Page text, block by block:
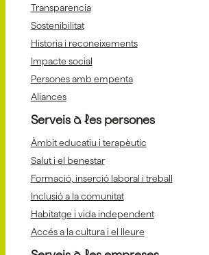
Transparencia
Sostenibilitat
Historia i reconeixements
Impacte social
Persones amb empenta
Aliances
Serveis a les persones
Àmbit educatiu i terapèutic
Salut i el benestar
Formació, inserció laboral i treball
Inclusió a la comunitat
Habitatge i vida independent
Accés a la cultura i el lleure